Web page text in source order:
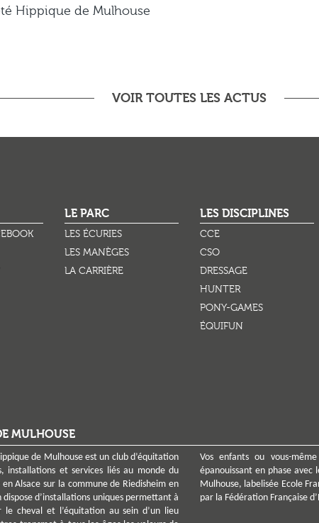
Hippique de Mulhouse
VOIR TOUTES LES ACTUS
Do you own this website?
LE PARC
LES ÉCURIES
LES MANÈGES
LA CARRIÈRE
LES DISCIPLINES
CCE
CSO
DRESSAGE
HUNTER
PONY-GAMES
ÉQUIFUN
MULHOUSE
de Mulhouse est un club d’équitation
installations et services liés au monde du
Alsace sur la commune de Riedisheim en
d’installations uniques permettant à
le cheval et l’équitation au sein d’un lieu
Vos enfants ou vous-
épanouissant en phase avec
Mulhouse, labelisée Ecole
par la Fédération Française